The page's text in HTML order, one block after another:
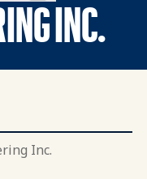
INC.
Inc.